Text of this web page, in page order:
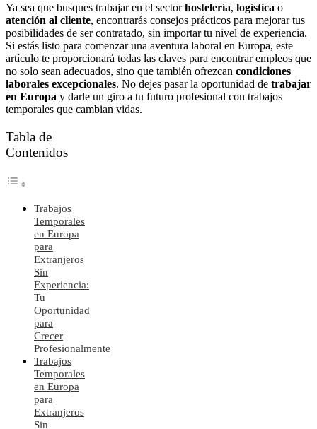
Ya sea que busques trabajar en el sectorhostelería, logística o
atención al cliente, encontrarás consejos prácticos para mejorar tus
posibilidades de ser contratado, sin importar tu nivel de experiencia.
Si estás listo para comenzar una aventura laboral en Europa, este
artículo te proporcionará todas las claves para encontrar empleos que
no solo sean adecuados, sino que también ofrezcan condiciones
laborales excepcionales. No dejes pasar la oportunidad de trabajar
en Europa y darle un giro a tu futuro profesional con trabajos
temporales que cambian vidas.
Tabla de
Contenidos
Trabajos
Temporales
en Europa
para
Extranjeros
Sin
Experiencia:
Tu
Oportunidad
para
Crecer
Profesionalmente
Trabajos
Temporales
en Europa
para
Extranjeros
Sin